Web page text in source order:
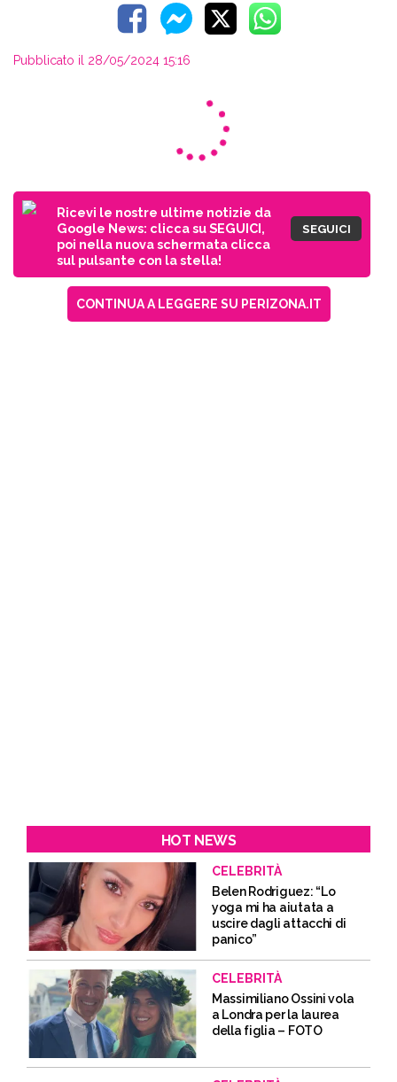
Pubblicato il 28/05/2024 15:16
Ricevi le nostre ultime notizie da
Google News: clicca su SEGUICI,
poi nella nuova schermata clicca
sul pulsante con la stella!
SEGUICI
CONTINUA A LEGGERE SU PERIZONA.IT
HOT NEWS
CELEBRITÀ
Belen Rodriguez: “Lo
yoga mi ha aiutata a
uscire dagli attacchi di
panico”
CELEBRITÀ
Massimiliano Ossini vola
a Londra per la laurea
della figlia – FOTO